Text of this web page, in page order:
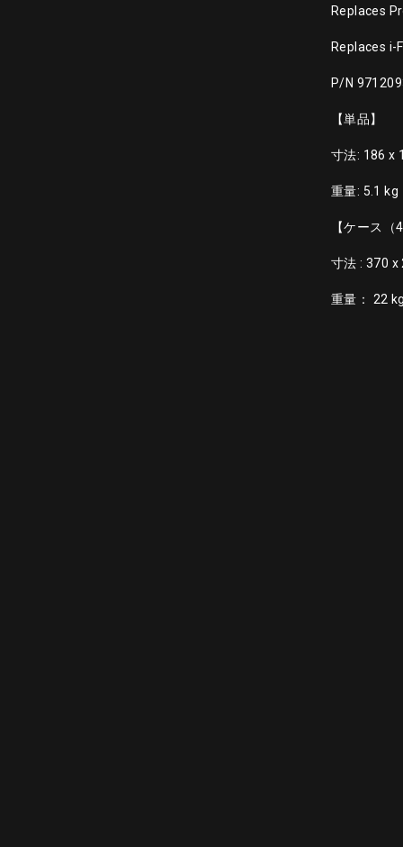
Replaces
Replaces i-
P/N
【単品】
寸法: 186 x
重量: 5.1 kg
【ケース
寸法 : 370
重量： 22